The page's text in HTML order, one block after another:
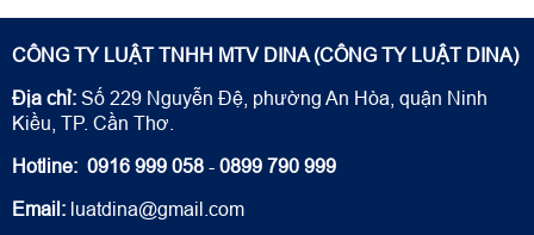
CÔNG TY LUẬT TNHH MTV DINA (CÔNG TY LUẬT DINA)
Địa chỉ: Số 229 Nguyễn Đệ, phường An Hòa, quận Ninh
Kiều, TP. Cần Thơ.
Hotline: 0916 999 058 - 0899 790 999
Email: luatdina@gmail.com